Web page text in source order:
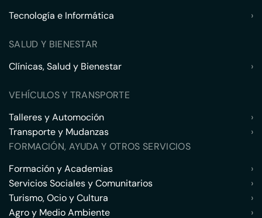
Tecnología e Informática
›
SALUD Y BIENESTAR
Clínicas, Salud y Bienestar
›
VEHÍCULOS Y TRANSPORTE
Talleres y Automoción
›
Transporte y Mudanzas
›
FORMACIÓN, AYUDA Y OTROS SERVICIOS
Formación y Academias
›
Servicios Sociales y Comunitarios
›
Turismo, Ocio y Cultura
›
Agro y Medio Ambiente
›